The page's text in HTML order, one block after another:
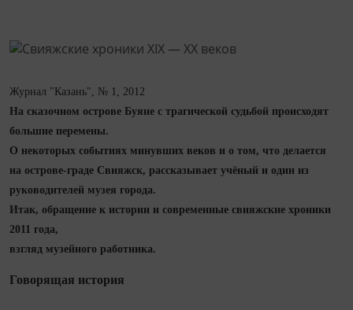
Журнал "Казань", № 1, 2012
На сказочном острове Буяне с трагической судьбой происходят
большие перемены.
О некоторых событиях минувших веков и о том, что делается
на острове-граде Свияжск, рассказывает учёный и один из
руководителей музея города.
Итак, обращение к истории и современные свияжские хроники
2011 года,
взгляд музейного работника.
Говорящая история